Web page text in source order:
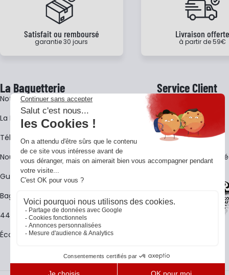
Satisfait ou remboursé
garantie 30 jours
Livraison
à partir de 59€
La Baguetterie
Notre histoire
La BagShow
​Télécharger le catalogue
Nous contacter
Guides La Baguetterie
Baguetterie Shop Online
44 ans de rencontres
Écoles
Service Client
Garantie 3 ans
CGV
FAQ - Questions